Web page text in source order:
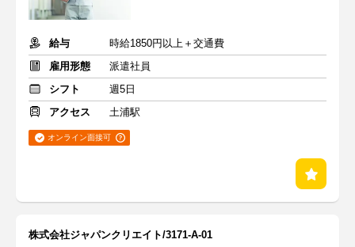
給与
時給1850円以上＋交通費
雇用形態
派遣社員
シフト
週5日
アクセス
土浦駅
オンライン面接可
株式会社ジャパンクリエイト/3171-A-01